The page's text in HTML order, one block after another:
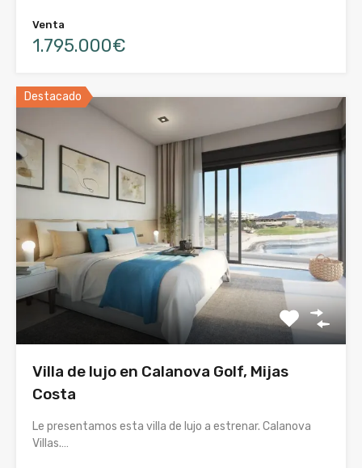
Venta
1.795.000€
Destacado
Villa de lujo en Calanova Golf, Mijas
Costa
Le presentamos esta villa de lujo a estrenar. Calanova
Villas.…